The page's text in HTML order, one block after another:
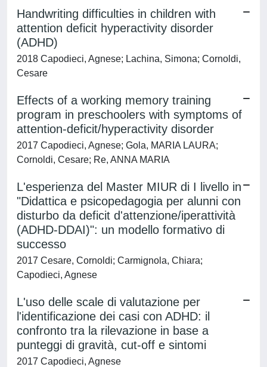
Handwriting difficulties in children with
attention deficit hyperactivity disorder
(ADHD)
2018 Capodieci, Agnese; Lachina, Simona; Cornoldi,
Cesare
Effects of a working memory training
program in preschoolers with symptoms of
attention-deficit/hyperactivity disorder
2017 Capodieci, Agnese; Gola, MARIA LAURA;
Cornoldi, Cesare; Re, ANNA MARIA
L'esperienza del Master MIUR di I livello in
"Didattica e psicopedagogia per alunni con
disturbo da deficit d'attenzione/iperattività
(ADHD-DDAI)": un modello formativo di
successo
2017 Cesare, Cornoldi; Carmignola, Chiara;
Capodieci, Agnese
L'uso delle scale di valutazione per
l'identificazione dei casi con ADHD: il
confronto tra la rilevazione in base a
punteggi di gravità, cut-off e sintomi
2017 Capodieci, Agnese